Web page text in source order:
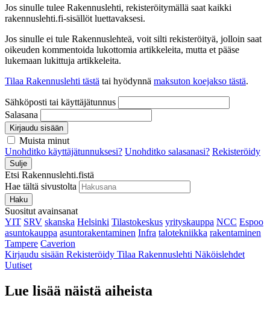
Jos sinulle tulee Rakennuslehti, rekisteröitymällä saat kaikki
rakennuslehti.fi-sisällöt luettavaksesi.
Jos sinulle ei tule Rakennuslehteä, voit silti rekisteröityä, jolloin saat
oikeuden kommentoida lukottomia artikkeleita, mutta et pääse
lukemaan lukittuja artikkeleita.
Tilaa Rakennuslehti tästä tai hyödynnä maksuton koejakso tästä.
Sähköposti tai käyttäjätunnus
Salasana
Kirjaudu sisään
Muista minut
Unohditko käyttäjätunnuksesi? Unohditko salasanasi? Rekisteröidy
Sulje
Etsi Rakennuslehti.fistä
Hae tältä sivustolta
Haku
Suositut avainsanat
YIT SRV skanska Helsinki Tilastokeskus yrityskauppa NCC Espoo
asuntokauppa asuntorakentaminen Infra talotekniikka rakentaminen
Tampere Caverion
Kirjaudu sisään Rekisteröidy Tilaa Rakennuslehti Näköislehdet
Uutiset
Lue lisää näistä aiheista